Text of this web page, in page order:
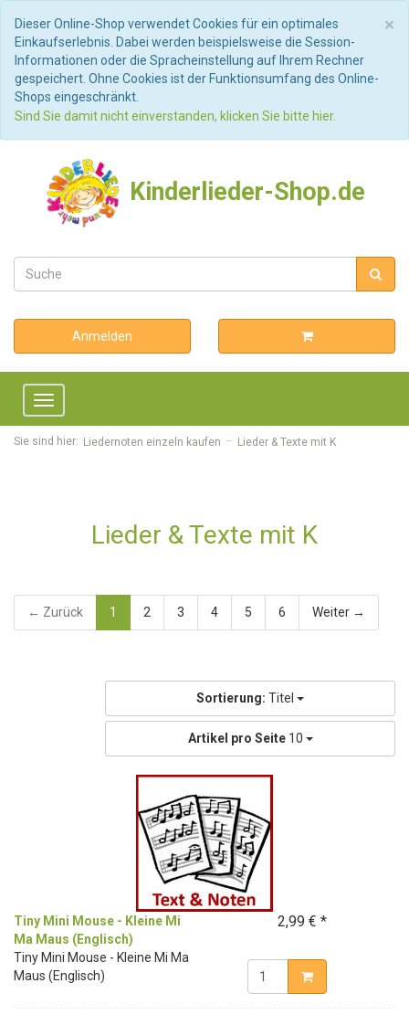
×
Dieser Online-Shop verwendet Cookies für ein optimales
Einkaufserlebnis. Dabei werden beispielsweise die Session-
Informationen oder die Spracheinstellung auf Ihrem Rechner
gespeichert. Ohne Cookies ist der Funktionsumfang des Online-
Shops eingeschränkt.
Sind Sie damit nicht einverstanden, klicken Sie bitte hier.
Kinderlieder-Shop.de
Anmelden
Toggle
navigation
Sie sind hier: Liedernoten einzeln kaufen Lieder & Texte mit K
Lieder & Texte mit K
← Zurück 1 2 3 4 5 6 Weiter →
Sortierung: Titel
Artikel pro Seite 10
Tiny Mini Mouse - Kleine Mi
Ma Maus (Englisch)
Tiny Mini Mouse - Kleine Mi Ma
Maus (Englisch)
2,99 € *